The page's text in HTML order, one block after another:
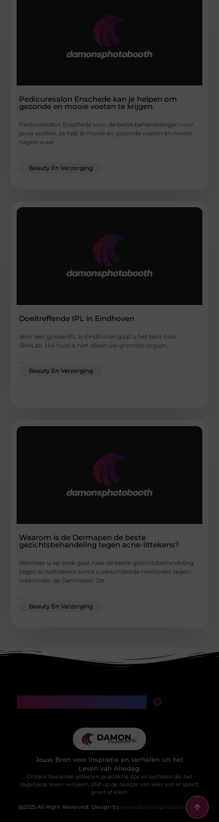
Pedicuresalon Enschede kan je helpen om
gezonde en mooie voeten te krijgen.
Pedicuresalon Enschede voor de beste behandelingen voor
jouw voeten, zo heb je mooie en gezonde voeten en mooie
nagels waar
Beauty En Verzorging
Doeltreffende IPL in Eindhoven
Voor een goede IPL in Eindhoven gaat u het best naar
SkinLab. Uw huid is niet alleen uw grootste orgaan,
...
Beauty En Verzorging
Waarom is de Dermapen de beste
gezichtsbehandeling tegen acne-littekens?
Wanneer u op zoek gaat naar de beste gezichtsbehandeling
tegen acnelittekens komt u verschillende methodes tegen,
waaronder de Dermapen. De
Beauty En Verzorging
Jouw Bron voor Inspiratie en Verhalen uit het
Leven van Alledag.
Ontdek boeiende artikelen, praktische tips en verhalen die het
dagelijkse leven verrijken. Blijf op de hoogte van alles wat er speelt,
groot of klein.
@2025 All Right Reserved. Design by www.damonsphotobooth.nl.